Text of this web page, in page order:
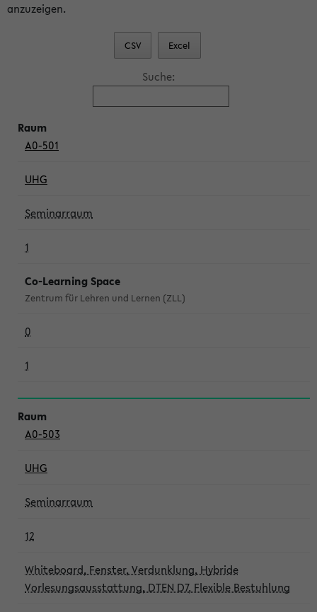
anzuzeigen.
CSV Excel
Suche:
A0-501
UHG
Seminarraum
1
Co-Learning Space
Zentrum für Lehren und Lernen (ZLL)
0
1
A0-503
UHG
Seminarraum
12
Whiteboard, Fenster, Verdunklung, Hybride
Vorlesungsausstattung, DTEN D7, Flexible Bestuhlung